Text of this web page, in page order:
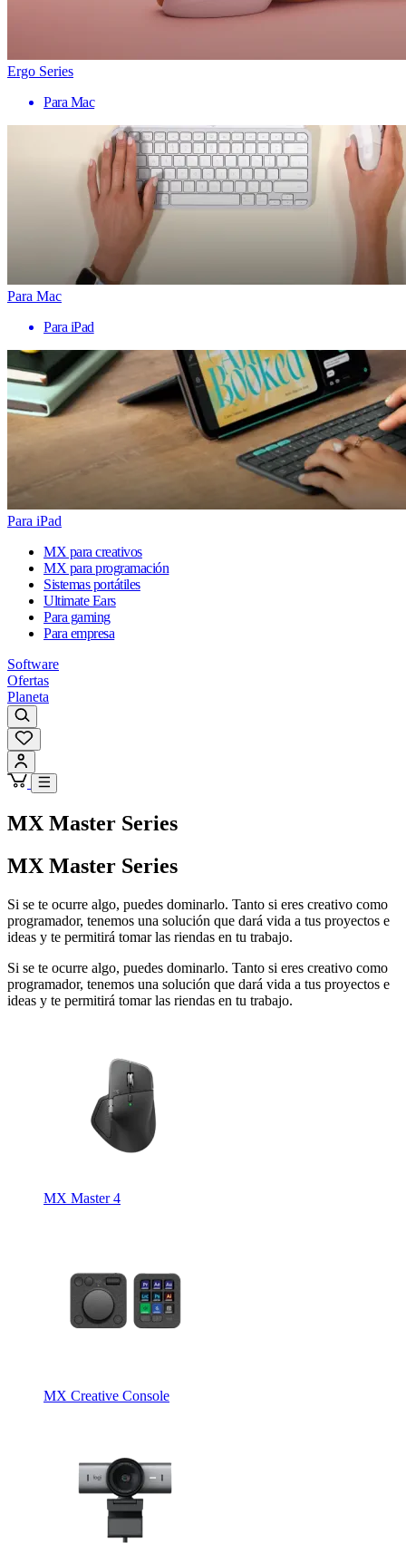
Ergo Series
Para Mac
Para Mac
Para iPad
Para iPad
MX para creativos
MX para programación
Sistemas portátiles
Ultimate Ears
Para gaming
Para empresa
Software
Ofertas
Planeta
MX Master Series
MX Master Series
Si se te ocurre algo, puedes dominarlo. Tanto si eres creativo como
programador, tenemos una solución que dará vida a tus proyectos e
ideas y te permitirá tomar las riendas en tu trabajo.
Si se te ocurre algo, puedes dominarlo. Tanto si eres creativo como
programador, tenemos una solución que dará vida a tus proyectos e
ideas y te permitirá tomar las riendas en tu trabajo.
MX Master 4
MX Creative Console